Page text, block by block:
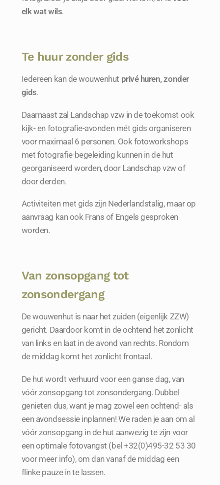
elk wat wils.
Te huur zonder gids
Iedereen kan de wouwenhut privé huren, zonder
gids.
Daarnaast zal Landschap vzw in de toekomst ook
kijk- en fotografie-avonden mét gids organiseren
voor maximaal 6 personen. Ook fotoworkshops
met fotografie-begeleiding kunnen in de hut
georganiseerd worden, door Landschap vzw of
door derden.
Activiteiten met gids zijn Nederlandstalig, maar op
aanvraag kan ook Frans of Engels gesproken
worden.
Van zonsopgang tot
zonsondergang
De wouwenhut is naar het zuiden (eigenlijk ZZW)
gericht. Daardoor komt in de ochtend het zonlicht
van links en laat in de avond van rechts. Rondom
de middag komt het zonlicht frontaal.
De hut wordt verhuurd voor een ganse dag, van
vóór zonsopgang tot zonsondergang. Dubbel
genieten dus, want je mag zowel een ochtend- als
een avondsessie inplannen! We raden je aan om al
vóór zonsopgang in de hut aanwezig te zijn voor
een optimale fotovangst (bel +32(0)495-32 53 30
voor meer info), om dan vanaf de middag een
flinke pauze in te lassen.